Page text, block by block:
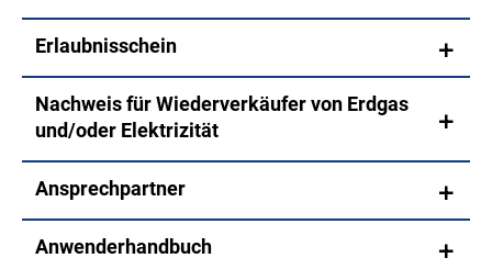
Erlaubnisschein
Nachweis für Wiederverkäufer von Erdgas
und/oder Elektrizität
Ansprechpartner
Anwenderhandbuch